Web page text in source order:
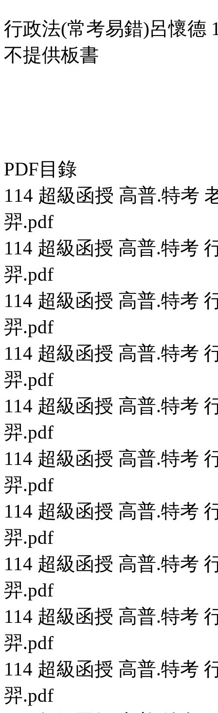
行政法(常考易錯)呂懷德
不提供板書
PDF目錄
114 超級函授 高普.特考
羿.pdf
114 超級函授 高普.特考
羿.pdf
114 超級函授 高普.特考
羿.pdf
114 超級函授 高普.特考
羿.pdf
114 超級函授 高普.特考
羿.pdf
114 超級函授 高普.特考
羿.pdf
114 超級函授 高普.特考
羿.pdf
114 超級函授 高普.特考
羿.pdf
114 超級函授 高普.特考
羿.pdf
114 超級函授 高普.特考
羿.pdf